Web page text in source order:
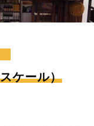
ケール）